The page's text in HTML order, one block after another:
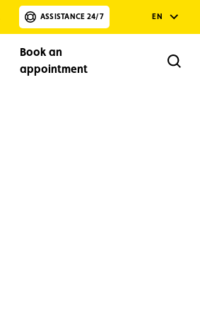
ASSISTANCE 24/7 EN
Book an
appointment